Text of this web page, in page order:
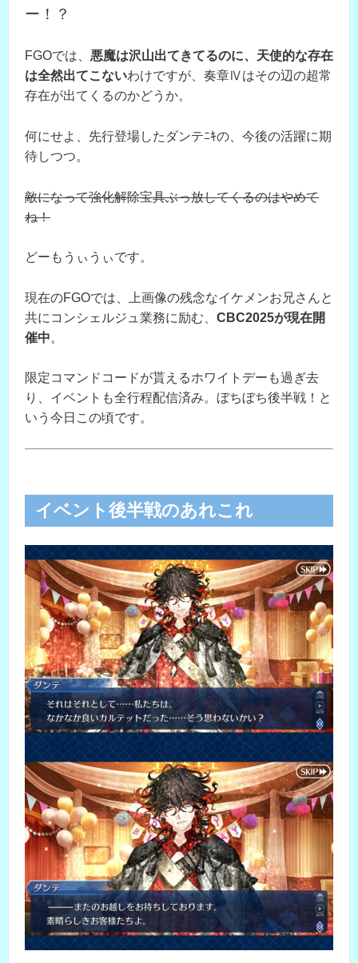
ー！？
FGOでは、 悪魔は沢山出てきてるのに、天使的な存在
は全然出てこないわけですが、奏章Ⅳはその辺の超常
存在が出てくるのかどうか。
何にせよ、先行登場したダンテﾆｷの、今後の活躍に期
待しつつ。
敵になって強化解除宝具ぶっ放してくるのはやめて
ね！
どーもうぃうぃです。
現在のFGOでは、上画像の残念なイケメンお兄さんと
共にコンシェルジュ業務に励む、 CBC2025が現在開
催中。
限定コマンドコードが貰えるホワイトデーも過ぎ去
り、イベントも全行程配信済み。ぼちぼち後半戦！と
いう今日この頃です。
イベント後半戦のあれこれ